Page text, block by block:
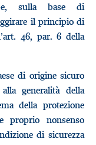
sulla base di
il principio di
46, par. 6 della
di origine sicuro
generalità della
della protezione
proprio nonsenso
di sicurezza